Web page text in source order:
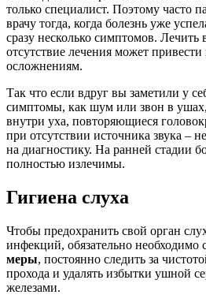
только специалист. Поэтому часто
врачу тогда, когда болезнь уже
сразу несколько симптомов. Лечить
отсутствие лечения может
осложнениям.
Так что если вдруг вы заметили у
симптомы, как шум или звон в
внутри уха, повторяющиеся
при отсутствии источника звука –
на диагностику. На ранней стадии
полностью излечимы.
Гигиена слуха
Чтобы предохранить свой орган
инфекций, обязательно необходимо
меры, постоянно следить за
прохода и удалять избытки ушной
железами.